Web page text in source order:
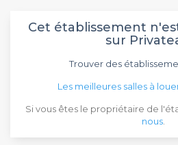
Cet établissement
sur
Trouver des
Les meilleures salles à
Si vous êtes le propriétaire de
nous